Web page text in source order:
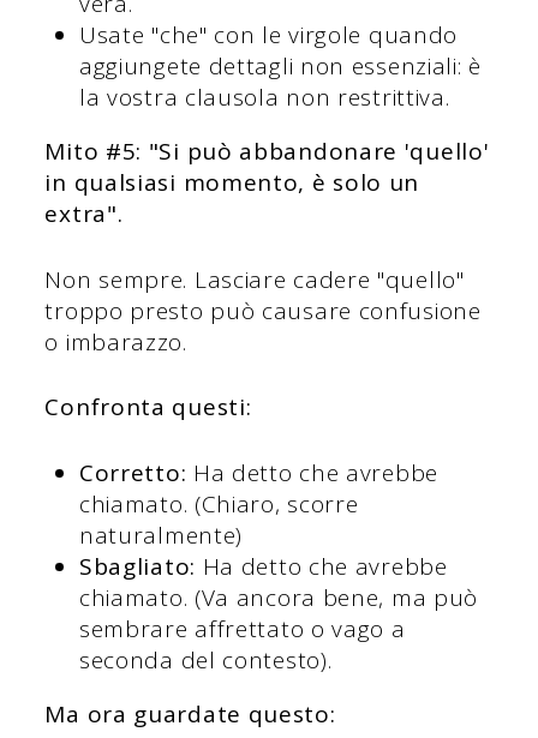
Usate "che" con le virgole quando
aggiungete dettagli non essenziali: è
la vostra clausola non restrittiva.
Mito #5: "Si può abbandonare 'quello'
in qualsiasi momento, è solo un
extra".
Non sempre. Lasciare cadere "quello"
troppo presto può causare confusione
o imbarazzo.
Confronta questi:
Corretto: Ha detto che avrebbe
chiamato. (Chiaro, scorre
naturalmente)
Sbagliato: Ha detto che avrebbe
chiamato. (Va ancora bene, ma può
sembrare affrettato o vago a
seconda del contesto).
Ma ora guardate questo: